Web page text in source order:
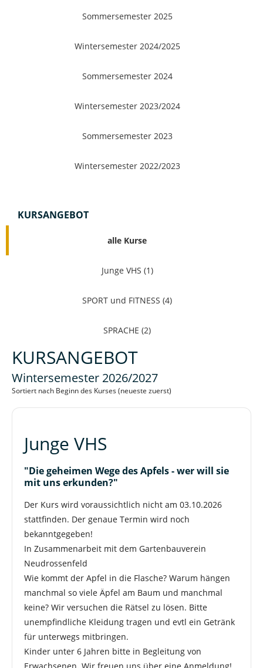
Sommersemester 2025
Wintersemester 2024/2025
Sommersemester 2024
Wintersemester 2023/2024
Sommersemester 2023
Wintersemester 2022/2023
KURSANGEBOT
alle Kurse
Junge VHS (1)
SPORT und FITNESS (4)
SPRACHE (2)
KURSANGEBOT
Wintersemester 2026/2027
Sortiert nach Beginn des Kurses (neueste zuerst)
Junge VHS
"Die geheimen Wege des Apfels - wer will sie
mit uns erkunden?"
Der Kurs wird voraussichtlich nicht am 03.10.2026
stattfinden. Der genaue Termin wird noch
bekanntgegeben!
In Zusammenarbeit mit dem Gartenbauverein
Neudrossenfeld
Wie kommt der Apfel in die Flasche? Warum hängen
manchmal so viele Äpfel am Baum und manchmal
keine? Wir versuchen die Rätsel zu lösen. Bitte
unempfindliche Kleidung tragen und evtl ein Getränk
für unterwegs mitbringen.
Kinder unter 6 Jahren bitte in Begleitung von